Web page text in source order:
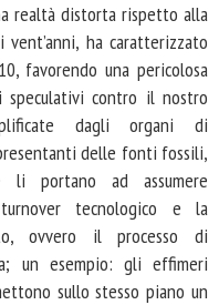
realtà distorta rispetto alla
ha caratterizzato
favorendo una pericolosa
speculativi contro il nostro
dagli organi di
delle fonti fossili,
portano ad assumere
tecnologico e la
ovvero il processo di
un esempio: gli effimeri
sullo stesso piano un